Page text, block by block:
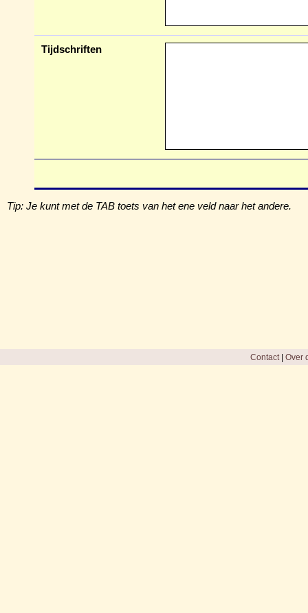
Tijdschriften
Tip: Je kunt met de TAB toets van het ene veld naar het andere.
Contact| Over